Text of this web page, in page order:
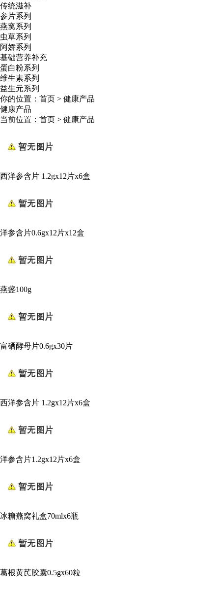
传统滋补
参片系列
燕窝系列
虫草系列
阿娇系列
基础营养补充
蛋白粉系列
维生素系列
益生元系列
你的位置： 首页 > 健康产品
健康产品
当前位置： 首页 > 健康产品
西洋参含片 1.2gx12片x6盒
洋参含片0.6gx12片x12盒
燕盏100g
富硒酵母片0.6gx30片
西洋参含片 1.2gx12片x6盒
洋参含片1.2gx12片x6盒
冰糖燕窝礼盒70mlx6瓶
葛根黄芪胶囊0.5gx60粒